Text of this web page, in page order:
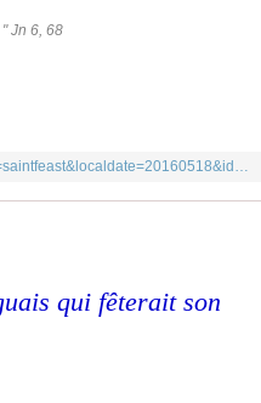
Jn 6, 68
http://peripsum.org/main.php?language=TRF&module=saintfeast&localdate=20160518&id=175&fd=0
qui fêterait son